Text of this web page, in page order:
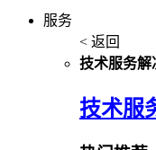
服务
< 返回
技术服务解
技术服